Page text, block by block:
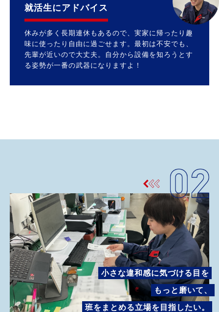
就活生にアドバイス
休みが多く長期連休もあるので、実家に帰ったり趣
味に使ったり自由に過ごせます。最初は不安でも、
先輩が近いので大丈夫。自分から設備を知ろうとす
る姿勢が一番の武器になりますよ！
小さな違和感に気づける目を
もっと磨いて、
班をまとめる立場を目指したい。